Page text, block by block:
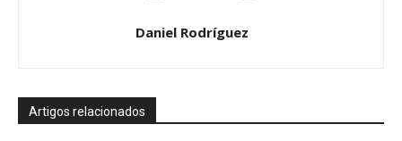
Daniel Rodríguez
Artigos relacionados